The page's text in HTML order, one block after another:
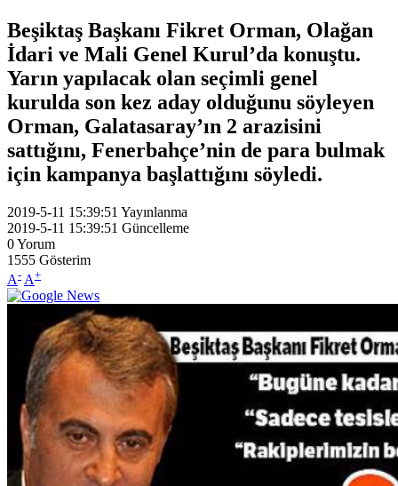
Beşiktaş Başkanı Fikret Orman, Olağan
İdari ve Mali Genel Kurul’da konuştu.
Yarın yapılacak olan seçimli genel
kurulda son kez aday olduğunu söyleyen
Orman, Galatasaray’ın 2 arazisini
sattığını, Fenerbahçe’nin de para bulmak
için kampanya başlattığını söyledi.
2019-5-11 15:39:51 Yayınlanma
2019-5-11 15:39:51 Güncelleme
0Yorum
1555 Gösterim
A- A+